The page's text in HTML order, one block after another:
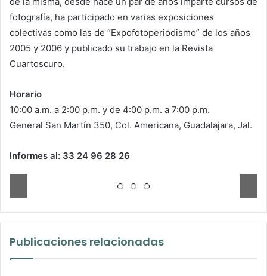
fotografía, ha participado en varias exposiciones
colectivas como las de “Expofotoperiodismo” de los años
2005 y 2006 y publicado su trabajo en la Revista
Cuartoscuro.
Horario
10:00 a.m. a 2:00 p.m. y de 4:00 p.m. a 7:00 p.m.
General San Martín 350, Col. Americana, Guadalajara, Jal.
Informes al: 33 24 96 28 26
Publicaciones relacionadas